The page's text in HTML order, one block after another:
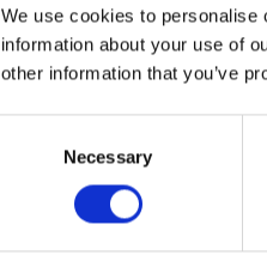
We use cookies to personalise
information about your use of
other information that you’ve
Necessary
YTTRE BODANE
Hier kannst du Wald
Vänerseeküste
Stege und Brücken